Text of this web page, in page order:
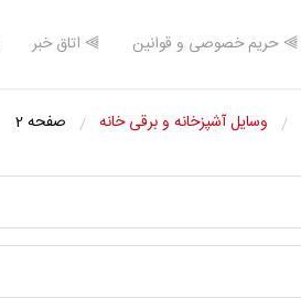
⫸ حریم خصوصی و قوانین ⫸ اتاق خبر
وسایل آشپزخانه و برقی خانه صفحه 2